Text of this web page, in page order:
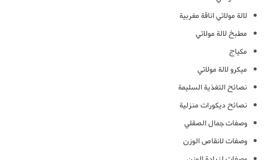
لالة مولاتي اناقة مغربية
مطبخ لالة مولاتي
مكياج
ميكرو لالة مولاتي
نصائح التغذية السليمة
نصائح ديكورات منزلية
وصفات جمال الصقلي
وصفات لانقاص الوزن